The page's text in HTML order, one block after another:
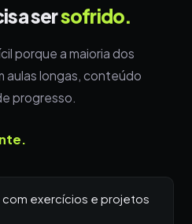
sersofrido.
porque a maioria dos
aulas longas, conteúdo
progresso.
exercícios e projetos